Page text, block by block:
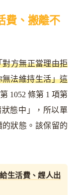
費、搬離不
方無正當理由拒
法維持生活」這
1052 條第 1 項第
態中」，所以單
狀態。該保留的
生活費、趕人出